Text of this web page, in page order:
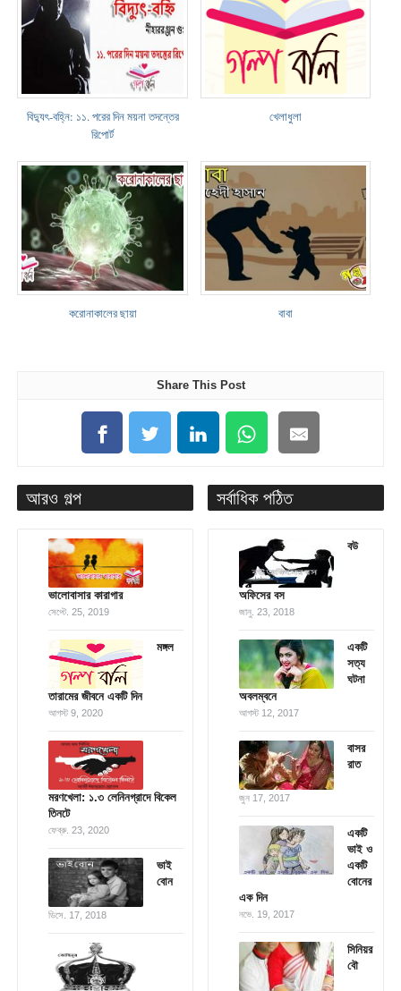
বিদ্যুৎ-বহ্নি: ১১. পরের দিন ময়না তদন্তের
রিপোর্ট
খেলাধুলা
করোনাকালের ছায়া বাবা
Share This Post
আরও গল্প
ভালোবাসার কারাগার
সেপ্টে. 25, 2019
মঙ্গল
তারামের জীবনে একটি দিন
আগস্ট 9, 2020
মরণখেলা: ১.৩ লেনিনগ্রাদে বিকেল
তিনটে
ফেব্রু. 23, 2020
ভাই
বোন
ডিসে. 17, 2018
সর্বাধিক পঠিত
বউ
অফিসের বস
জানু. 23, 2018
একটি
সত্য
ঘটনা
অবলম্বনে
আগস্ট 12, 2017
বাসর
রাত
জুন 17, 2017
একটি
ভাই ও
একটি
বোনের
এক দিন
নভে. 19, 2017
সিনিয়র
বৌ